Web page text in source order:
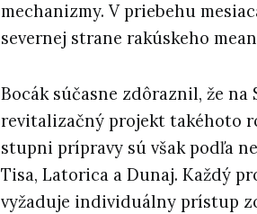
mechanizmy. V priebehu
severnej strane rakúskeho
Bocák súčasne zdôraznil, že
revitalizačný projekt takéhoto
stupni prípravy sú však podľa
Tisa, Latorica a Dunaj. Každý
vyžaduje individuálny prístup